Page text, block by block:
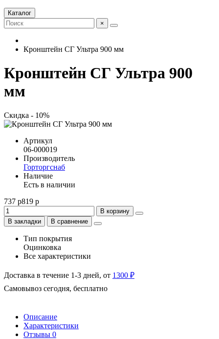
Каталог
×
Кронштейн СГ Ультра 900 мм
Кронштейн СГ Ультра 900
мм
Скидка - 10%
Артикул
06-000019
Производитель
Горторгснаб
Наличие
Есть в наличии
737 р819 р
В корзину
В закладки
В сравнение
Тип покрытия
Оцинковка
Все характеристики
Доставка в течение 1-3 дней, от 1300 ₽
Самовывоз сегодня, бесплатно
Описание
Характеристики
Отзывы 0